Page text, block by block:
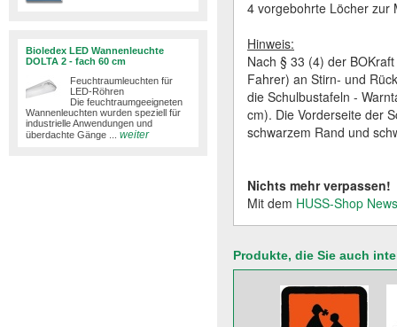
Bioledex LED Wannenleuchte
DOLTA 2 - fach 60 cm
Feuchtraumleuchten für
LED-Röhren
Die feuchtraumgeeigneten
Wannenleuchten wurden speziell für
industrielle Anwendungen und
überdachte Gänge ...
weiter
4 vorgebohrte Löcher zur
Hinweis:
Nach § 33 (4) der
Fahrer) an Stirn- und
die Schulbustafeln -
cm). Die Vorderseite der
schwarzem Rand und
Nichts mehr verpassen!
Mit dem HUSS-Shop
Produkte, die Sie auch